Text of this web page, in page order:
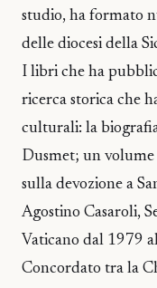
studio, ha formato
delle diocesi della
I libri che ha
ricerca storica che
culturali: la
Dusmet; un volume
sulla devozione a
Agostino Casaroli,
Vaticano dal 1979
Concordato tra la